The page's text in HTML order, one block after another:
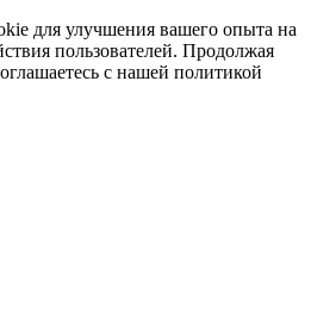
для улучшения вашего опыта на
пользователей. Продолжая
с нашей политикой